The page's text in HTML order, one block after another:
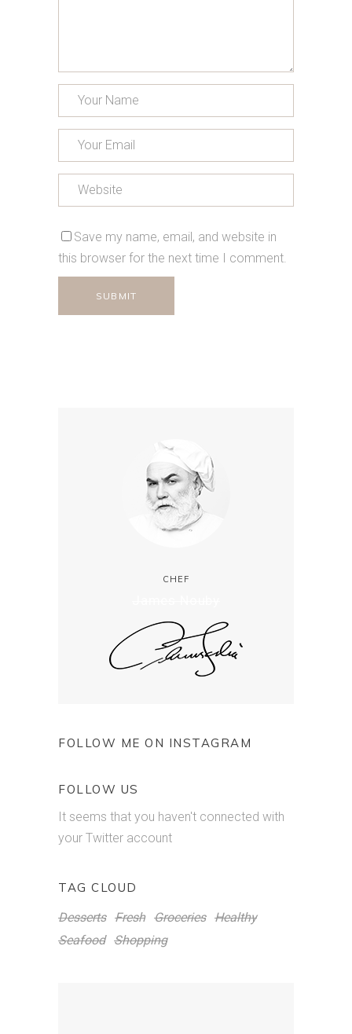
Save my name, email, and website in
this browser for the next time I comment.
CHEF
FOLLOW ME ON INSTAGRAM
FOLLOW US
It seems that you haven't connected with
your Twitter account
TAG CLOUD
Desserts Fresh Groceries Healthy
Seafood Shopping